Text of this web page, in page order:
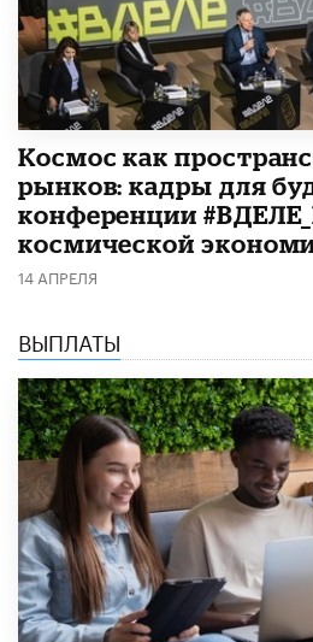
Космос как
рынков: кадры для
конференции
космической
14 АПРЕЛЯ
ВЫПЛАТЫ